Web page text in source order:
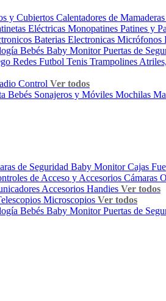
y Cubiertos Calentadores de Mamaderas
Eléctricas Monopatines Patines y
Baterias Electronicas Micrófonos
Bebés Baby MonitorPuertas de
Redes Futbol Tenis Trampolines
Control Ver todos
Bebés Sonajeros y Móviles Mochilas
de Seguridad Baby MonitorCajas
de Acceso y Accesorios Cámaras
Accesorios Handies Ver todos
Microscopios Ver todos
Bebés Baby MonitorPuertas de